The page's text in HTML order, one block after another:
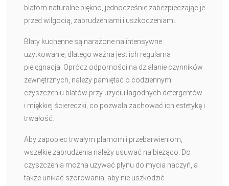
blatom naturalne piękno, jednocześnie zabezpieczając je
przed wilgocią, zabrudzeniami i uszkodzeniami.
Blaty kuchenne są narażone na intensywne
użytkowanie, dlatego ważna jest ich regularna
pielęgnacja. Oprócz odporności na działanie czynników
zewnętrznych, należy pamiętać o codziennym
czyszczeniu blatów przy użyciu łagodnych detergentów
i miękkiej ściereczki, co pozwala zachować ich estetykę i
trwałość.
Aby zapobiec trwałym plamom i przebarwieniom,
wszelkie zabrudzenia należy usuwać na bieżąco. Do
czyszczenia można używać płynu do mycia naczyń, a
także unikać szorowania, aby nie uszkodzić